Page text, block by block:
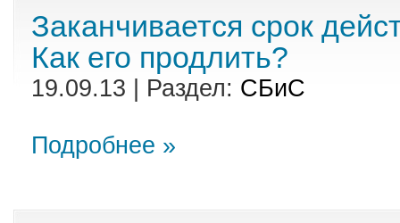
Заканчивается срок
Как его продлить?
19.09.13 | Раздел: СБиС
Подробнее »